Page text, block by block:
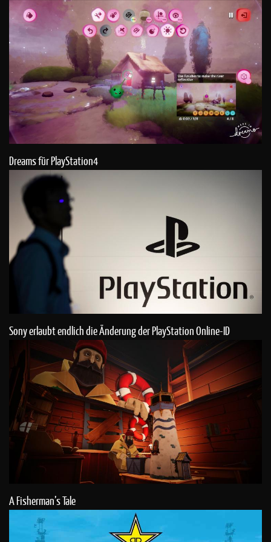
Dreams für PlayStation4
Sony erlaubt endlich die Änderung der PlayStation Online-ID
A Fisherman’s Tale